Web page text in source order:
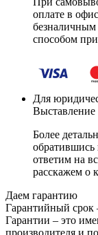
оплате в
способом
Для
Выставление
Более
ответим на
расскажем о
Даем гарантию
Гарантийный срок
Гарантии – это
производителя и